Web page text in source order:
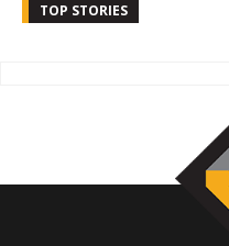
TOP STORIES